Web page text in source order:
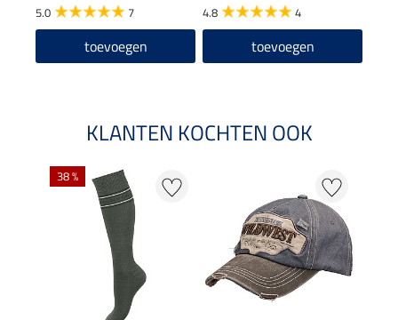
5.0 7
toevoegen
4.8 4
toevoegen
KLANTEN KOCHTEN OOK
38 %